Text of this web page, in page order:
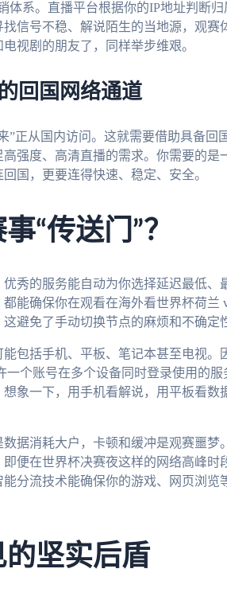
体系。直播平台根据你的IP地址判断
信号不稳、解说陌生的当地源，观赛
视剧的朋友了，同样举步维艰。
回国网络通道
”正从国内访问。这就需要借助具备回
强度、高清直播的需求。你需要的是
国，更要连得快速、稳定、安全。
“传送门”？
秀的服务能自动为你选择延迟最低、
能确保你在观看在海外看世界杯荷兰
避免了手动切换节点的麻烦和不确定
包括手机、平板、笔记本甚至电视。
一个账号在多个设备同时登录使用的
象一下，用手机看解说，用平板看数
据消耗大户，卡顿和缓冲是观赛噩梦
便在世界杯决赛夜这样的网络高峰时
分流技术能确保你的游戏、网页浏览
坚实后盾